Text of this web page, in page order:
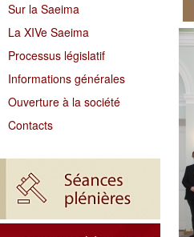
Sur la Saeima
La XIVe Saeima
Processus législatif
Informations générales
Ouverture à la société
Contacts